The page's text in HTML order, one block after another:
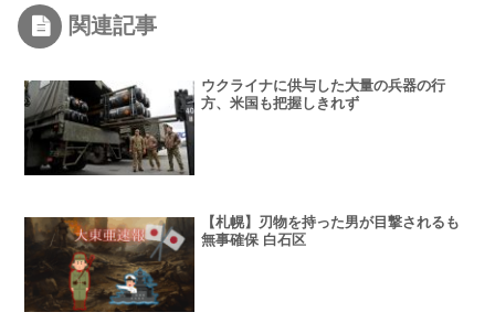
関連記事
ウクライナに供与した大量の兵器の行
方、米国も把握しきれず
【札幌】刃物を持った男が目撃されるも
無事確保 白石区